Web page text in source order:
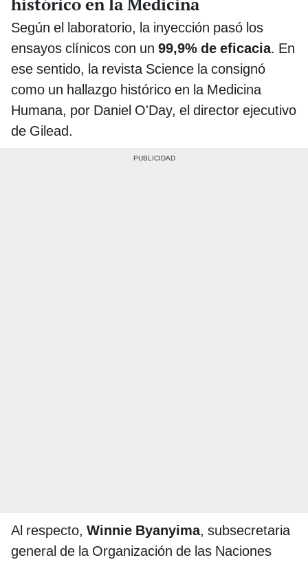
Según el laboratorio, la inyección pasó los
ensayos clínicos con un 99,9% de eficacia. En
ese sentido, la revista Science la consignó
como un hallazgo histórico en la Medicina
Humana, por Daniel O'Day, el director ejecutivo
de Gilead.
Al respecto, Winnie Byanyima, subsecretaria
general de la Organización de las Naciones